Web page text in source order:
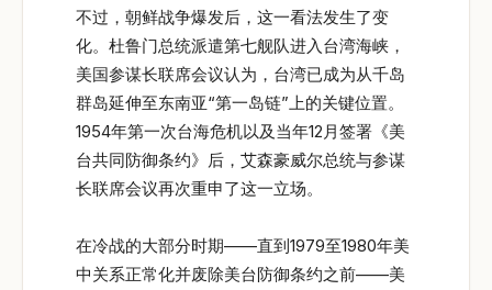
不过，朝鲜战争爆发后，这一看法发生了变
化。杜鲁门总统派遣第七舰队进入台湾海峡，
美国参谋长联席会议认为，台湾已成为从千岛
群岛延伸至东南亚“第一岛链”上的关键位置。
1954年第一次台海危机以及当年12月签署《美
台共同防御条约》后，艾森豪威尔总统与参谋
长联席会议再次重申了这一立场。
在冷战的大部分时期——直到1979至1980年美
中关系正常化并废除美台防御条约之前——美